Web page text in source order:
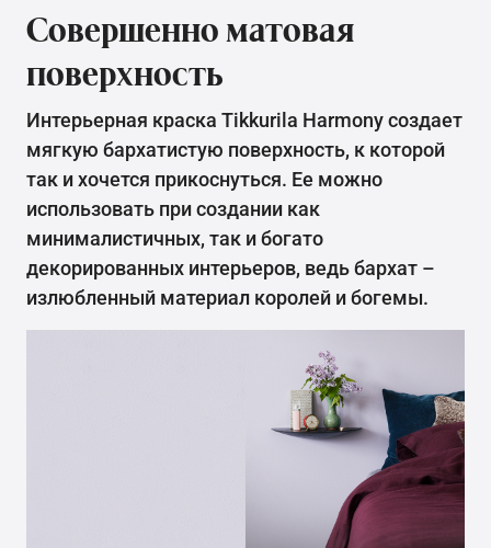
Совершенно матовая
поверхность
Интерьерная краска Tikkurila Harmony создает
мягкую бархатистую поверхность, к которой
так и хочется прикоснуться. Ее можно
использовать при создании как
минималистичных, так и богато
декорированных интерьеров, ведь бархат –
излюбленный материал королей и богемы.